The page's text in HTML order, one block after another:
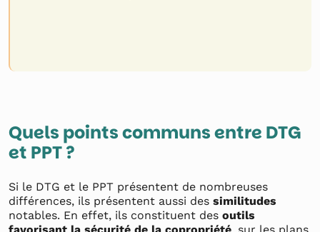
Quels points communs entre DTG
et PPT ?
Si le DTG et le PPT présentent de nombreuses
différences, ils présentent aussi des similitudes
notables. En effet, ils constituent des outils